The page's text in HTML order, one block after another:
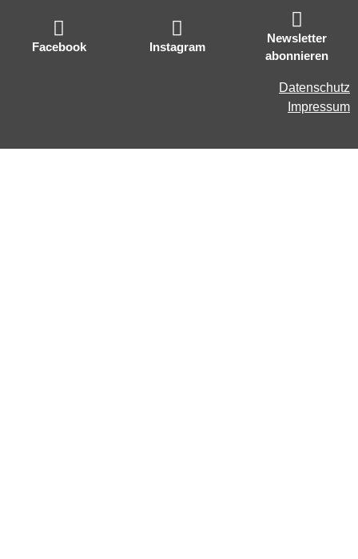
Facebook Instagram
Newsletter
abonnieren
Datenschutz
Impressum